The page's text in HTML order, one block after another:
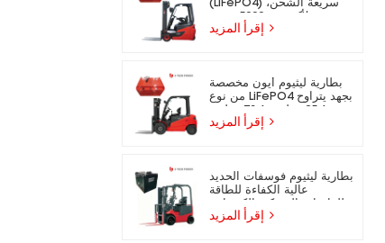
(LiFePO4) سريعة الشحن،
مناسبة للرافعات الشوكية
بطارية ليثيوم أيون مخصصة
من نوع LiFePO4 بجهد يتراوح
مناسبة للرافعات الشوكية
بطارية ليثيوم فوسفات الحديد
عالية الكفاءة للطاقة